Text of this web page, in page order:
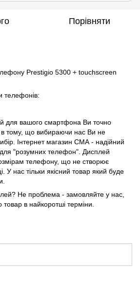
Порівняти
Prestigio 5300 + touchscreen
телефонів:
для вашого смартфона Ви точно
в тому, що вибираючи нас Ви не
Інтернет магазин СМА - надійний
"розумних телефон". Дисплей
телефону, що не створює
У нас тільки якісний товар який буде
Не проблема - замовляйте у нас,
в найкоротші терміни.